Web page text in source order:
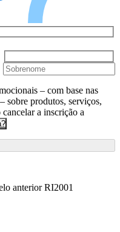
– com base nas
sobre produtos, serviços,
a inscrição a
anterior RI2001